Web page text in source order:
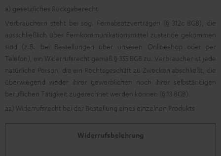
a) gesetzliches Rückgaberecht
Verbrauchern steht bei sog. Fernabsatzverträgen (§ 312c BGB), die
ausschließlich über Fernkommunikationsmittel zustande gekommen
sind (z.B. bei Bestellungen über unseren Onlineshop oder per
Telefon), ein Widerrufsrecht gemäß § 355 BGB zu. Verbraucher ist jede
natürliche Person, die ein Rechtsgeschäft zu Zwecken abschließt, die
überwiegend weder ihrer gewerblichen noch ihrer selbständigen
beruflichen Tätigkeit zugerechnet werden können (§ 13 BGB).
aa) Widerrufsrecht bei der Bestellung eines einzelnen Produkts
Widerrufsbelehrung